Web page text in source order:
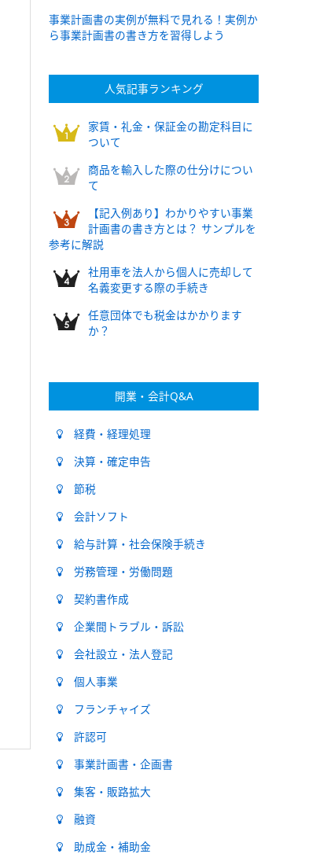
事業計画書の実例が無料で見れる！実例か
ら事業計画書の書き方を習得しよう
人気記事ランキング
家賃・礼金・保証金の勘定科目に
ついて
商品を輸入した際の仕分けについ
て
【記入例あり】わかりやすい事業
計画書の書き方とは？ サンプルを
参考に解説
社用車を法人から個人に売却して
名義変更する際の手続き
任意団体でも税金はかかります
か？
開業・会計Q&A
経費・経理処理
決算・確定申告
節税
会計ソフト
給与計算・社会保険手続き
労務管理・労働問題
契約書作成
企業間トラブル・訴訟
会社設立・法人登記
個人事業
フランチャイズ
許認可
事業計画書・企画書
集客・販路拡大
融資
助成金・補助金